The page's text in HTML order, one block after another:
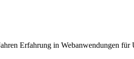
Erfahrung in Webanwendungen für